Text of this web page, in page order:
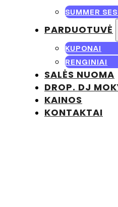
SUMMER
PARDUOTUVĖ
KUPONAI
RENGINIAI
SALĖS NUOMA
DROP. DJ
KAINOS
KONTAKTAI